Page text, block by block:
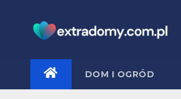
DOM I OGRÓD